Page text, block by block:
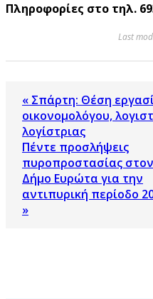
Πληροφορίες στο τηλ.
Last
« Σπάρτη: Θέση
οικονομολόγου,
λογίστριας
Πέντε προσλήψεις
πυροπροστασίας στον
Δήμο Ευρώτα για την
αντιπυρική περίοδο
»